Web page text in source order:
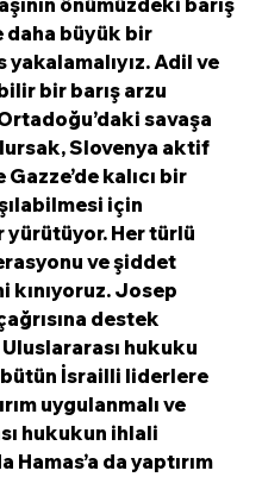
önümüzdeki barış
daha büyük bir
yakalamalıyız. Adil ve
bir barış arzu
savaşa
Slovenya aktif
kalıcı bir
için
yürütüyor. Her türlü
ve şiddet
kınıyoruz. Josep
destek
hukuku
İsrailli liderlere
uygulanmalı ve
hukukun ihlali
Hamas’a da yaptırım